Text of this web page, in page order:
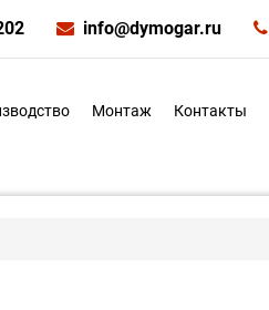
info@dymogar.ru
Монтаж Контакты